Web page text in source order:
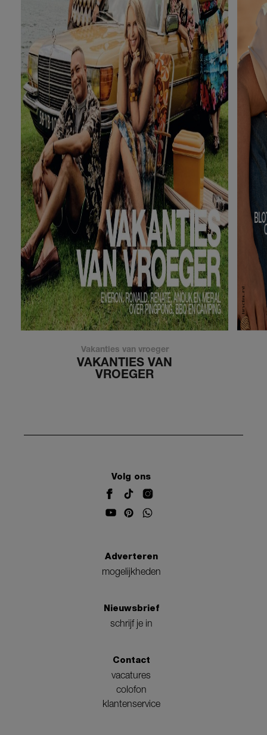
Vakanties van vroeger
VAKANTIES VAN
VROEGER
Volg ons
Adverteren
mogelijkheden
Nieuwsbrief
schrijf je in
Contact
vacatures
colofon
klantenservice